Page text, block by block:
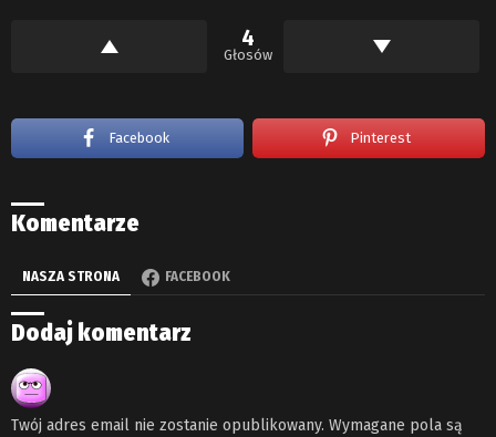
4
Głosów
Facebook Pinterest
Komentarze
NASZA STRONA FACEBOOK
Dodaj komentarz
Twój adres email nie zostanie opublikowany. Wymagane pola są